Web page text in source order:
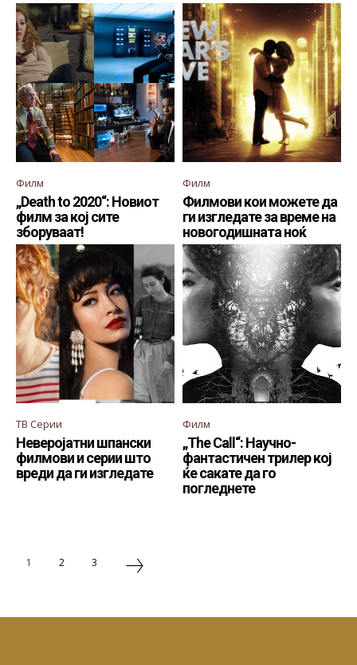
Филм
„Death to 2020“: Новиот
филм за кој сите
зборуваат!
Филм
Филмови кои можете да
ги изгледате за време на
новогодишната ноќ
ТВ Серии
Неверојатни шпански
филмови и серии што
вреди да ги изгледате
Филм
„The Call“: Научно-
фантастичен трилер кој
ќе сакате да го
погледнете
1 2 3